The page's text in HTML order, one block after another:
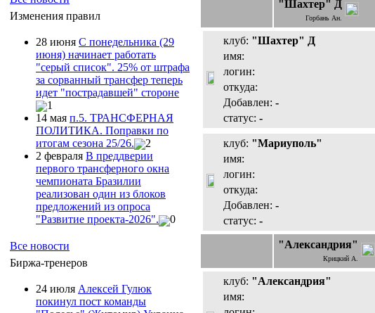
Изменения правил
28 июня С понедельника (29
июня) начинает работать
"серый список". 25% от штрафа
за сорванный трансфер теперь
идет "пострадавшей" стороне
1
14 мая п.5. ТРАНСФЕРНАЯ
ПОЛИТИКА. Поправки по
итогам сезона 25/26.
2
2 февраля В преддверии
первого трансферного окна
чемпионата Бразилии
реализован один из блоков
предложений из опроса
"Развитие проекта-2026".
0
Все новости
Биржа-тренеров
24 июля Алексей Гулюк
покинул пост команды
"Шахтер" Д
Горбань Ан.
клуб: "Шахтер" Д
имя:
логин:
откуда:
Добавлен: -
статус: -
клуб: "Мариуполь"
имя:
логин:
откуда:
Добавлен: -
статус: -
"Александрия"
Крицкий А.
клуб: "Александрия"
имя: